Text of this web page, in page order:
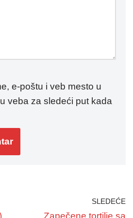
e-poštu i veb mesto u
veba za sledeći put kada
SLEDEĆE